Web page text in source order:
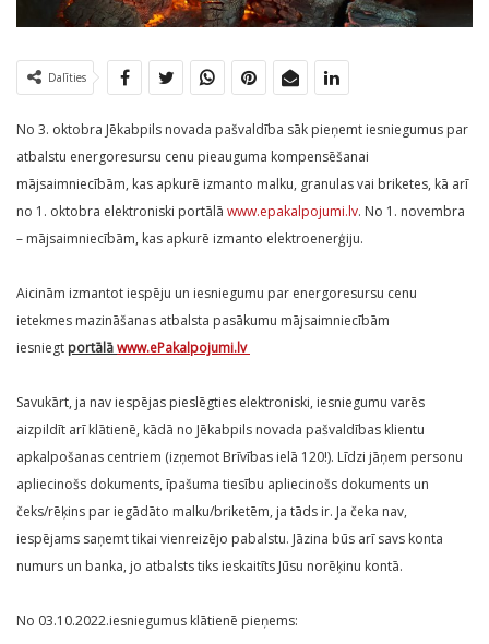
Dalīties
No 3. oktobra Jēkabpils novada pašvaldība sāk pieņemt iesniegumus par
atbalstu energoresursu cenu pieauguma kompensēšanai
mājsaimniecībām, kas apkurē izmanto malku, granulas vai briketes, kā arī
no 1. oktobra elektroniski portālā www.epakalpojumi.lv. No 1. novembra
– mājsaimniecībām, kas apkurē izmanto elektroenerģiju.
Aicinām izmantot iespēju un iesniegumu par energoresursu cenu
ietekmes mazināšanas atbalsta pasākumu mājsaimniecībām
iesniegt portālāwww.ePakalpojumi.lv
Savukārt, ja nav iespējas pieslēgties elektroniski, iesniegumu varēs
aizpildīt arī klātienē, kādā no Jēkabpils novada pašvaldības klientu
apkalpošanas centriem (izņemot Brīvības ielā 120!). Līdzi jāņem personu
apliecinošs dokuments, īpašuma tiesību apliecinošs dokuments un
čeks/rēķins par iegādāto malku/briketēm, ja tāds ir. Ja čeka nav,
iespējams saņemt tikai vienreizējo pabalstu. Jāzina būs arī savs konta
numurs un banka, jo atbalsts tiks ieskaitīts Jūsu norēķinu kontā.
No 03.10.2022.iesniegumus klātienē pieņems: